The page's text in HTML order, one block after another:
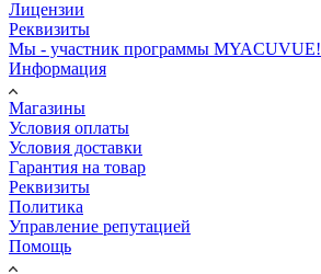
Лицензии
Реквизиты
Мы - участник программы MYACUVUE!
Информация
Магазины
Условия оплаты
Условия доставки
Гарантия на товар
Реквизиты
Политика
Управление репутацией
Помощь